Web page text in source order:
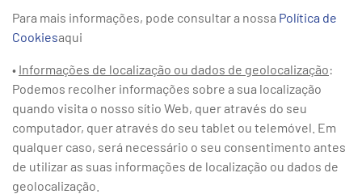
Para mais informações, pode consultar a nossa Política de
Cookiesaqui
• Informações de localização ou dados de geolocalização:
Podemos recolher informações sobre a sua localização
quando visita o nosso sítio Web, quer através do seu
computador, quer através do seu tablet ou telemóvel. Em
qualquer caso, será necessário o seu consentimento antes
de utilizar as suas informações de localização ou dados de
geolocalização.